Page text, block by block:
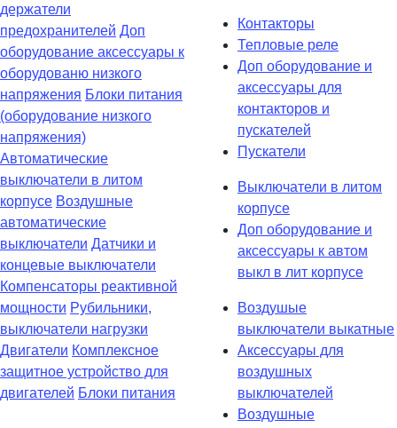
держатели
предохранителей Доп
оборудование аксессуары к
оборудованю низкого
напряжения Блоки питания
(оборудование низкого
напряжения)
Автоматические
выключатели в литом
корпусе Воздушные
автоматические
выключатели Датчики и
концевые выключатели
Компенсаторы реактивной
мощности Рубильники,
выключатели нагрузки
Двигатели Комплексное
защитное устройство для
двигателей Блоки питания
Контакторы
Тепловые реле
Доп оборудование и
аксессуары для
контакторов и
пускателей
Пускатели
Выключатели в литом
корпусе
Доп оборудование и
аксессуары к автом
выкл в лит корпусе
Воздушые
выключатели выкатные
Аксессуары для
воздушных
выключателей
Воздушные